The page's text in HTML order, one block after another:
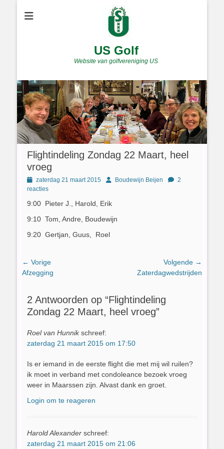
US Golf
Website van golfvereniging US
Flightindeling Zondag 22 Maart, heel
vroeg
Geplaatst
op
zaterdag 21 maart 2015 AuthorBoudewijn Beijen
2
reacties
9:00 Pieter J., Harold, Erik
9:10 Tom, Andre, Boudewijn
9:20 Gertjan, Guus, Roel
Bericht
navigatie
← Vorige
Vorig
Afzegging
Volgende →
Zaterdagwedstrijden
2 Antwoorden op “Flightindeling
Zondag 22 Maart, heel vroeg”
Roel van Hunnik schreef:
zaterdag 21 maart 2015 om 17:50
Is er iemand in de eerste flight die met mij wil ruilen?
ik moet in verband met condoleance bezoek vroeg
weer in Maarssen zijn. Alvast dank en groet.
Login om te reageren
Harold Alexander schreef:
zaterdag 21 maart 2015 om 21:06